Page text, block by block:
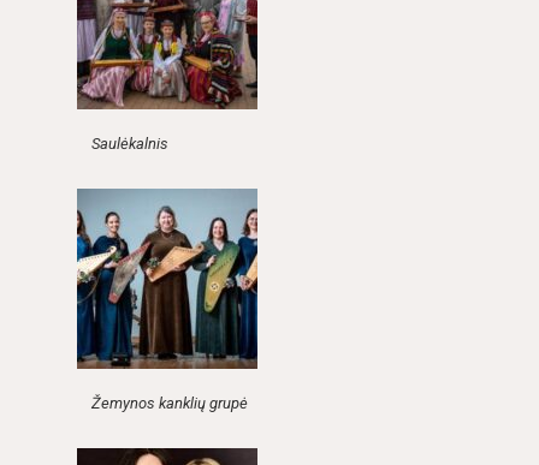
Saulėkalnis
Žemynos kanklių grupė